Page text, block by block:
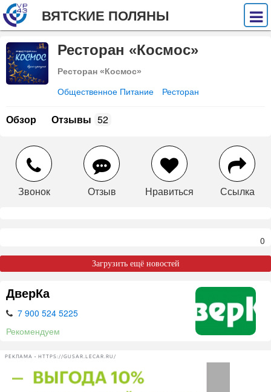
ВЯТСКИЕ ПОЛЯНЫ
Ресторан «Космос»
Ресторан «Космос»
Общественное Питание Ресторан
Обзор Отзывы 52
Звонок Отзыв Нравиться Ссылка
0
Загрузить ещё новостей
ДверКа
7 900 524 5225
Рекомендуем
РЕКЛАМА • HTTPS://GUSAR.LECAR.RU/